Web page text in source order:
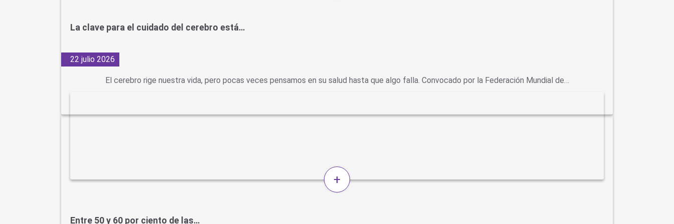
La clave para el cuidado del cerebro está…
22 julio 2026
El cerebro rige nuestra vida, pero pocas veces pensamos en su salud hasta que algo falla. Convocado por la Federación Mundial de…
+
Entre 50 y 60 por ciento de las…